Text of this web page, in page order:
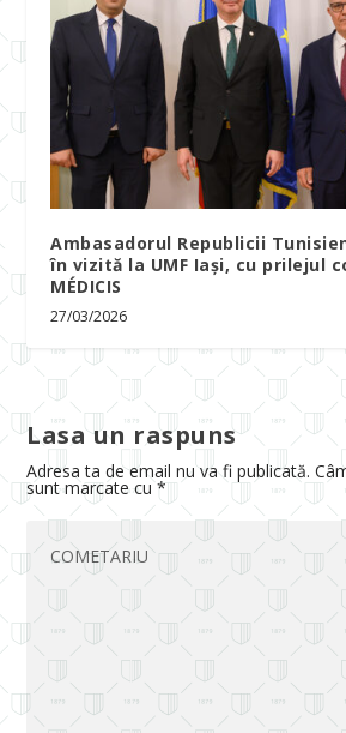
Ambasadorul Republicii
în vizită la UMF Iași, cu prilejul
MÉDICIS
27/03/2026
Lasa un raspuns
Adresa ta de email nu va fi publicată.
sunt marcate cu*